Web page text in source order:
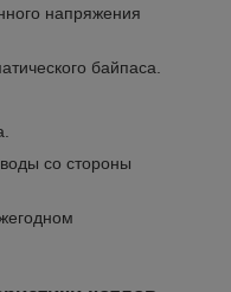
напряжения
байпаса.
со стороны